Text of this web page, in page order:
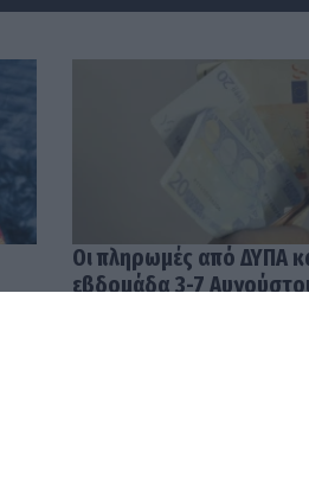
Οι πληρωμές από ΔΥΠΑ
εβδομάδα 3-7